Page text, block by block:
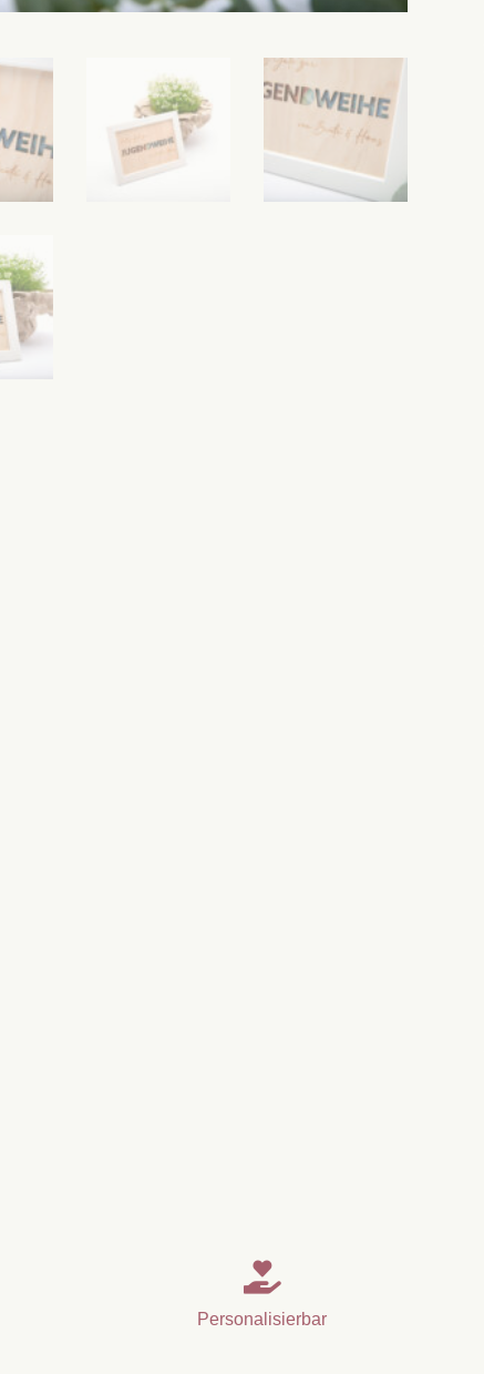

Personalisierbar